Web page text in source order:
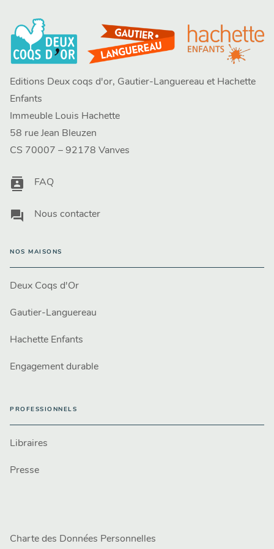
Editions Deux coqs d'or, Gautier-Languereau et Hachette
Enfants
Immeuble Louis Hachette
58 rue Jean Bleuzen
CS 70007 – 92178 Vanves
contacts FAQ
question_answer Nous contacter
NOS MAISONS
Deux Coqs d'Or
Gautier-Languereau
Hachette Enfants
Engagement durable
PROFESSIONNELS
Libraires
Presse
Charte des Données Personnelles